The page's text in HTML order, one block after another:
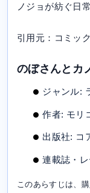
ノジョが紡ぐ日
引用元：コミッ
のぼさんとカ
ジャンル:
作者: モリ
出版社: コ
連載誌・
このあらすじは、